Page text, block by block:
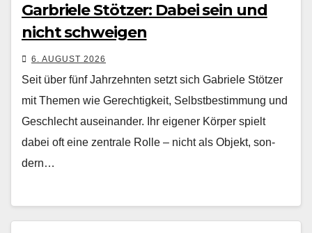
Garbriele Stötzer: Dabei sein und
nicht schweigen
6. AUGUST 2026
Seit über fünf Jahrzehn­ten set­zt sich Gabriele Stötzer
mit The­men wie Gerechtigkeit, Selb­st­bes­tim­mung und
Geschlecht auseinan­der. Ihr eigen­er Kör­p­er spielt
dabei oft eine zen­trale Rolle – nicht als Objekt, son­
dern…